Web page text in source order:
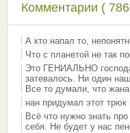
Комментарии (
А кто напал то,
Что с планетой не так
Это ГЕНИАЛЬНО
затевалось. Ни один
Все то думали, что жана
нан придумал этот трюк
Всё что нужно знать
себя. Не будет у нас